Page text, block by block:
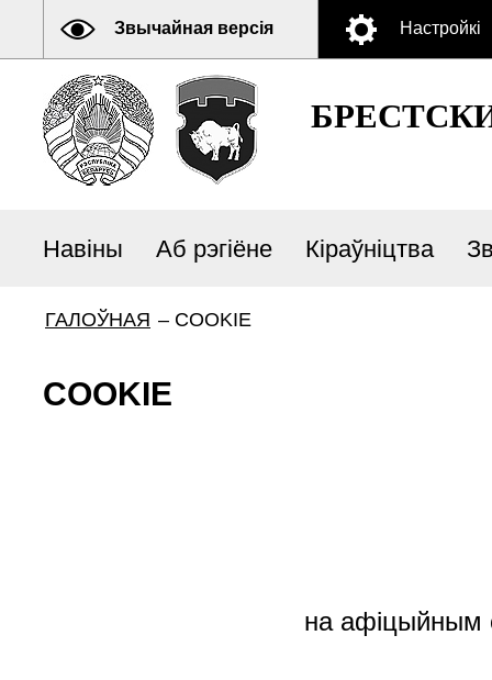
Звычайная версія Настройкі
Навіны Аб рэгіёне Кіраўніцтва
ГАЛОЎНАЯ – COOKIE
COOKIE
на афіцыйным